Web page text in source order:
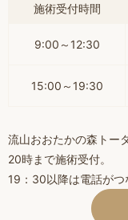
施術受付時間
9:00～12:30
15:00～19:30
流山おおたかの森トー
20時まで施術受付。
19：30以降は電話がつ